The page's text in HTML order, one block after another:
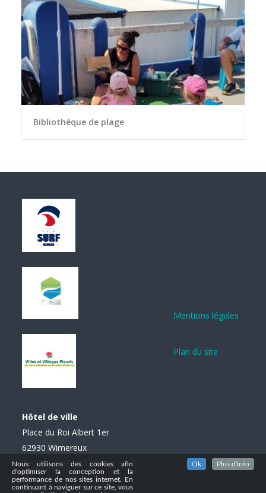
Bibliothéque de plage
Hôtel de ville
Place du Roi Albert 1er
62930 Wimereux
Tél. : 03 21 99 85 85
Mentions légales
Plan du site
Nous utilisons des cookies afin
d'optimiser la conception et la
performance de nos sites internet. En
continuant à naviguer sur ce site, vous
Ok Plus d'info